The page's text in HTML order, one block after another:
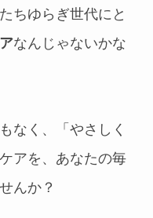
ちゆらぎ世代にと
なんじゃないかな
なく、「やさしく
アを、あなたの毎
んか？